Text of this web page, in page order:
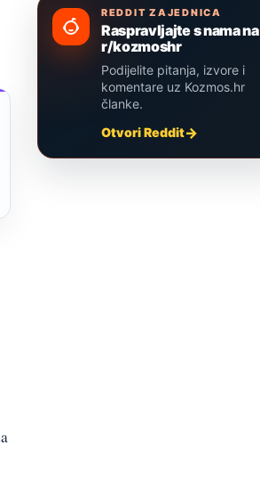
REDDIT ZAJEDNICA
Raspravljajte s nama na
r/kozmoshr
Podijelite pitanja, izvore i
komentare uz Kozmos.hr
članke.
Otvori Reddit